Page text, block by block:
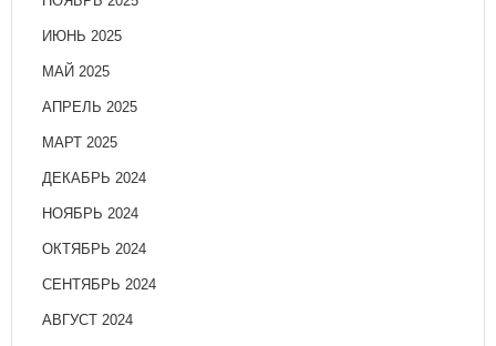
ИЮНЬ 2025
МАЙ 2025
АПРЕЛЬ 2025
МАРТ 2025
ДЕКАБРЬ 2024
НОЯБРЬ 2024
ОКТЯБРЬ 2024
СЕНТЯБРЬ 2024
АВГУСТ 2024